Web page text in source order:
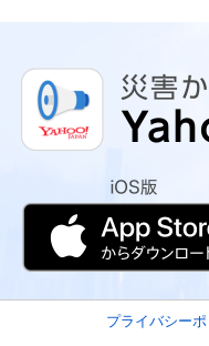
プライバシー